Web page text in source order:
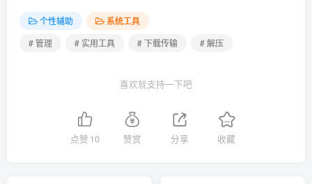
个性辅助
系统工具
# 管理
# 实用工具 # 下载传输 # 解压
喜欢就支持一下吧
点赞 10 赞赏 分享 收藏